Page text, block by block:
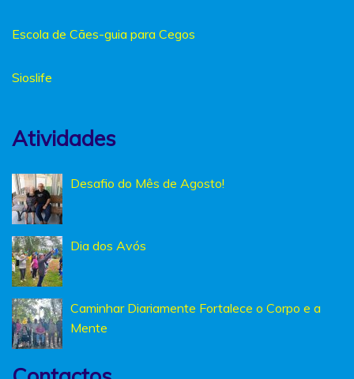
Escola de Cães-guia para Cegos
Sioslife
Atividades
Desafio do Mês de Agosto!
Dia dos Avós
Caminhar Diariamente Fortalece o Corpo e a
Mente